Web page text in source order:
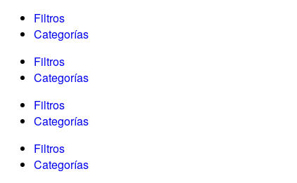
Filtros
Categorías
Filtros
Categorías
Filtros
Categorías
Filtros
Categorías